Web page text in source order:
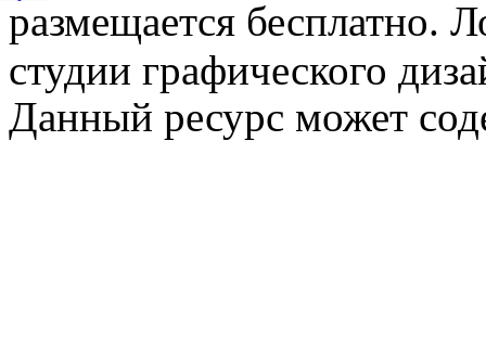
размещается бесплатно.
студии графического
Данный ресурс может